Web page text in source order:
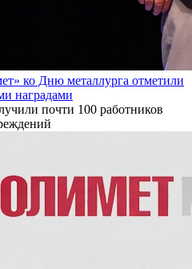
ко Дню металлурга отметили
наградами
почти 100 работников